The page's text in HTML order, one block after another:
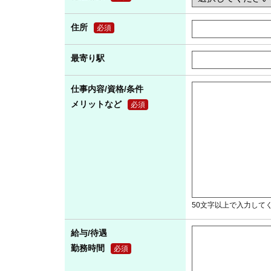
住所 必須
最寄り駅
仕事内容/資格/条件
メリットなど
必須
50文字以上で入力して
給与/待遇
勤務時間
必須